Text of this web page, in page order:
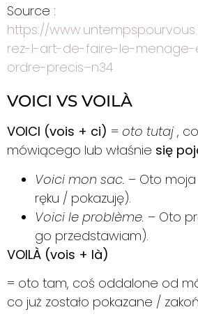
Source :
https://
rez-l-art-de-faire-le-
ordre-precis–n34
VOICI VS VOILÀ
VOICI (vois + ci) = oto tutaj ,
mówiącego lub właśnie się
Voici mon sac. – Oto
ręku / pokazuję).
Voici le problème. – Oto
go przedstawiam).
VOILÀ (vois + là)
= oto tam, coś oddalone od
co już zostało pokazane /